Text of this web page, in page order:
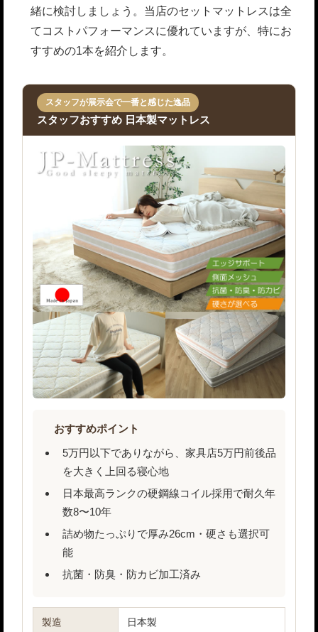
緒に検討しましょう。当店のセットマットレスは全
てコストパフォーマンスに優れていますが、特にお
すすめの1本を紹介します。
スタッフが展示会で一番と感じた逸品
スタッフおすすめ 日本製マットレス
おすすめポイント
5万円以下でありながら、家具店5万円前後品
を大きく上回る寝心地
日本最高ランクの硬鋼線コイル採用で耐久年
数8〜10年
詰め物たっぷりで厚み26cm・硬さも選択可
能
抗菌・防臭・防カビ加工済み
製造 日本製